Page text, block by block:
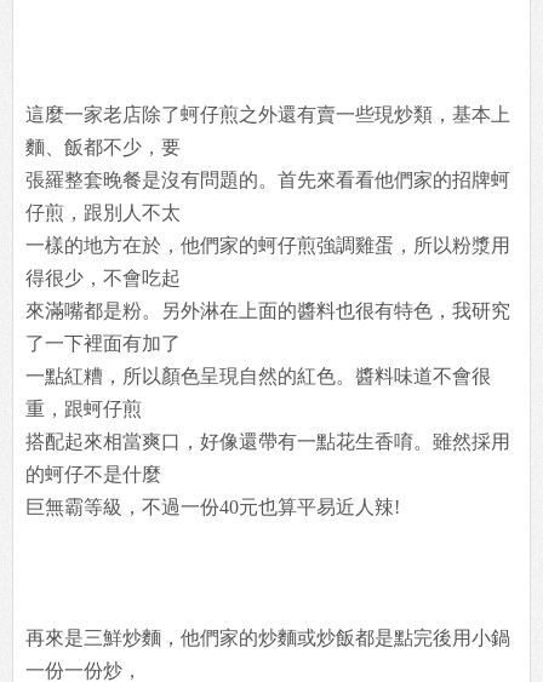
這麼一家老店除了蚵仔煎之外還有賣一些現炒類，基本上
麵、飯都不少，要
張羅整套晚餐是沒有問題的。首先來看看他們家的招牌蚵
仔煎，跟別人不太
一樣的地方在於，他們家的蚵仔煎強調雞蛋，所以粉漿用
得很少，不會吃起
來滿嘴都是粉。另外淋在上面的醬料也很有特色，我研究
了一下裡面有加了
一點紅糟，所以顏色呈現自然的紅色。醬料味道不會很
重，跟蚵仔煎
搭配起來相當爽口，好像還帶有一點花生香唷。雖然採用
的蚵仔不是什麼
巨無霸等級，不過一份40元也算平易近人辣!
再來是三鮮炒麵，他們家的炒麵或炒飯都是點完後用小鍋
一份一份炒，